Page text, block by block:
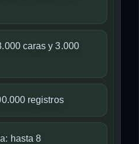
caras y 3.000
registros
hasta 8